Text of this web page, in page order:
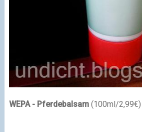
WEPA - Pferdebalsam (100ml/2,99€)